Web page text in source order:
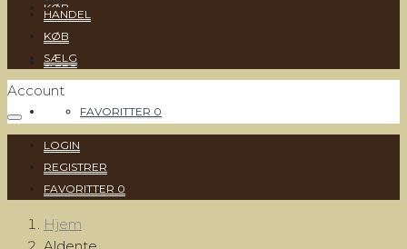
KØB
SÆLG
FAVORITTER 0
HANDEL
KØB
SÆLG
Account
LOGIN
REGISTRER
FAVORITTER 0
Hjem